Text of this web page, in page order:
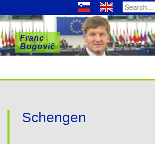
Search
for:
Franc
Bogovič
Franc
Bogovič
Franc
Bogovič
Schengen